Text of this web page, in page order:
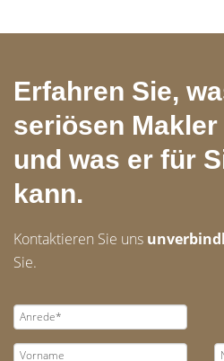
Erfahren Sie,
seriösen
und was er für
kann.
Kontaktieren Sie uns
Sie.